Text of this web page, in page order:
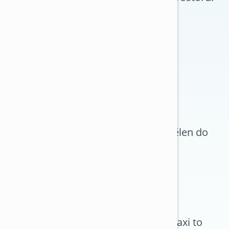
zóna. Pokud není systém rozdělen do
více vnitřních jednotek. V praxi to